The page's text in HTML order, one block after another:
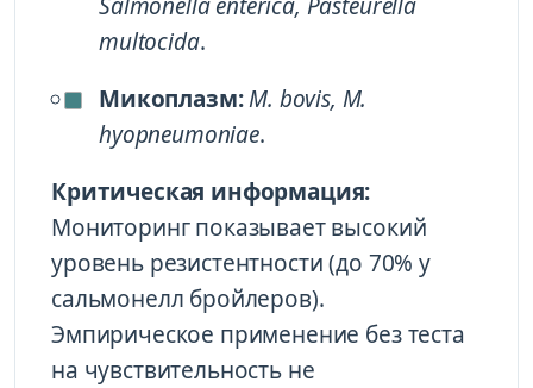
multocida.
Микоплазм:M. bovis, M.
hyopneumoniae.
Критическая информация:
Мониторинг показывает высокий
уровень резистентности (до 70% у
сальмонелл бройлеров).
Эмпирическое применение без теста
на чувствительность не